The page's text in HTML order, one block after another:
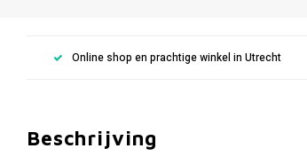
Online shop en prachtige winkel in Utrecht
Beschrijving